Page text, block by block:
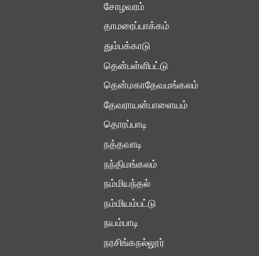
சோழவரம்
தாமரைப்பாக்கம்
தும்பக்காடு
தென்பள்ளிபட்டு
தென்மகாதேவமங்கலம்
தேவராயன்பாளையம்
தொரப்பாடி
நத்தவாடி
நந்திமங்கலம்
நம்மியந்தல்
நம்மியம்பட்டு
நயம்பாடி
நரசிங்கநல்லூர்